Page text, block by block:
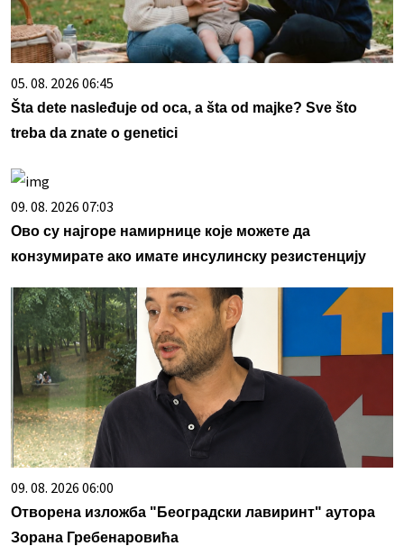
05. 08. 2026 06:45
Šta dete nasleđuje od oca, a šta od majke? Sve što
treba da znate o genetici
09. 08. 2026 07:03
Ово су најгоре намирнице које можете да
конзумирате ако имате инсулинску резистенцију
09. 08. 2026 06:00
Отворена изложба "Београдски лавиринт" аутора
Зорана Гребенаровића